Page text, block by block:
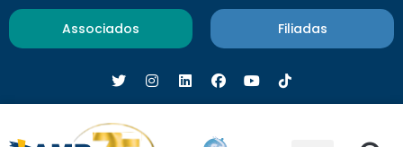
Associados Filiadas